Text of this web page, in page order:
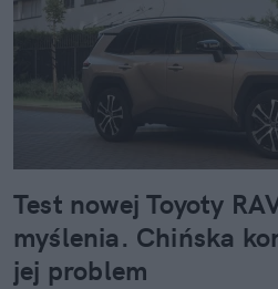
Test nowej Toyoty
myślenia. Chińska
jej problem